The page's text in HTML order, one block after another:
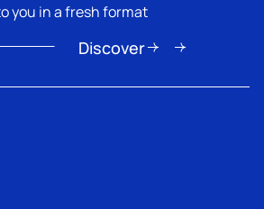
you in a fresh format
Discover